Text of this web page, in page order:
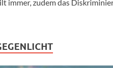
immer, zudem das